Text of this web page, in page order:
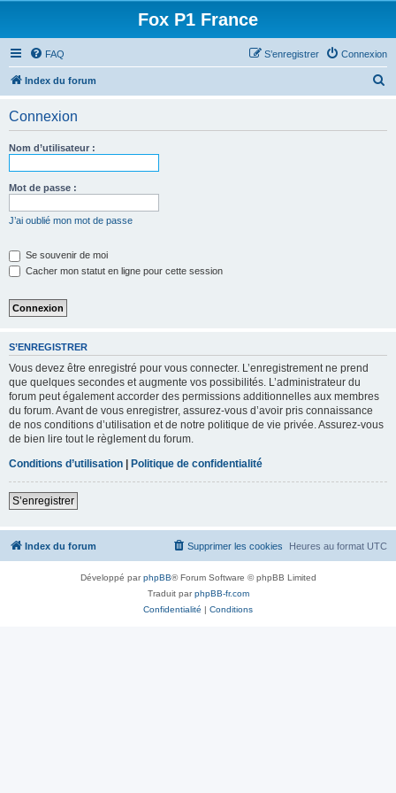
Fox P1 France
FAQ Connexion
S’enregistrer
Index du forum
Connexion
Nom d’utilisateur :
Mot de passe :
J’ai oublié mon mot de passe
Se souvenir de moi
Cacher mon statut en ligne pour cette session
S’ENREGISTRER
Vous devez être enregistré pour vous connecter. L’enregistrement ne prend
que quelques secondes et augmente vos possibilités. L’administrateur du
forum peut également accorder des permissions additionnelles aux membres
du forum. Avant de vous enregistrer, assurez-vous d’avoir pris connaissance
de nos conditions d’utilisation et de notre politique de vie privée. Assurez-vous
de bien lire tout le règlement du forum.
Conditions d’utilisation | Politique de confidentialité
S’enregistrer
Index du forum Heures au format UTC
Supprimer les cookies
Développé parphpBB® Forum Software © phpBB Limited
Traduit parphpBB-fr.com
Confidentialité | Conditions